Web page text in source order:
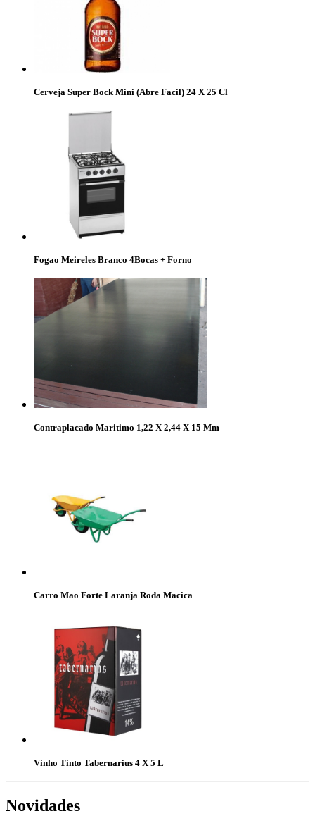
Cerveja Super Bock Mini (Abre Facil) 24 X 25 Cl
Fogao Meireles Branco 4Bocas + Forno
Contraplacado Maritimo 1,22 X 2,44 X 15 Mm
Carro Mao Forte Laranja Roda Macica
Vinho Tinto Tabernarius 4 X 5 L
Novidades